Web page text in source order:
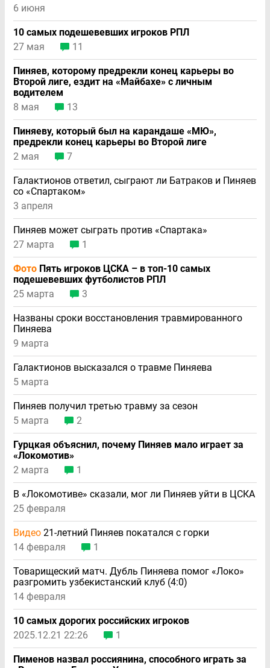
6 июня
10 самых подешевевших игроков РПЛ
27 мая
11
Пиняев, которому предрекли конец карьеры во
Второй лиге, ездит на «Майбахе» с личным
водителем
8 мая
13
Пиняеву, который был на карандаше «МЮ»,
предрекли конец карьеры во Второй лиге
2 мая
7
Галактионов ответил, сыграют ли Батраков и Пиняев
со «Спартаком»
3 апреля
Пиняев может сыграть против «Спартака»
27 марта
1
Фото Пять игроков ЦСКА – в топ-10 самых
подешевевших футболистов РПЛ
25 марта
3
Названы сроки восстановления травмированного
Пиняева
9 марта
Галактионов высказался о травме Пиняева
5 марта
Пиняев получил третью травму за сезон
5 марта
2
Гурцкая объяснил, почему Пиняев мало играет за
«Локомотив»
2 марта
1
В «Локомотиве» сказали, мог ли Пиняев уйти в ЦСКА
25 февраля
Видео 21-летний Пиняев покатался с горки
14 февраля
1
Товарищеский матч. Дубль Пиняева помог «Локо»
разгромить узбекистанский клуб (4:0)
14 февраля
10 самых дорогих российских игроков
2025.12.21 22:26
1
Пименов назвал россиянина, способного играть за